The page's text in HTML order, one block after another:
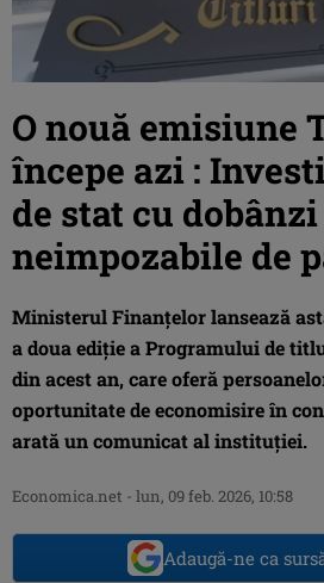
O nouă emisiune
începe azi :
de stat cu dobânzi
neimpozabile de
Ministerul Finanțelor lansează
a doua ediție a Programului de
din acest an, care oferă
oportunitate de economisire în
arată un comunicat al instituției.
Economica.net - lun, 09 feb. 2026, 10:58
Adaugă-ne ca